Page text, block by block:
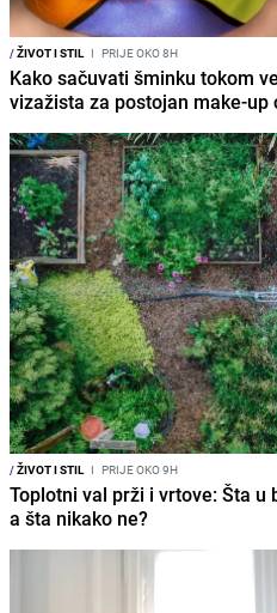
/ŽIVOT I STIL I PRIJE OKO 8H
Kako sačuvati šminku tokom
vizažista za postojan make-up
/ŽIVOT I STIL I PRIJE OKO 9H
Toplotni val prži i vrtove: Šta
a šta nikako ne?